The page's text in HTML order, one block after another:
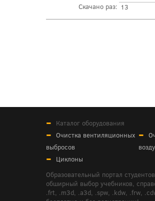
Скачано раз: 13
Каталог оборудования
Очистка вентиляционных
выбросов
Циклоны
Образовательный портал
обширный выбор учебников,
.frt, .m3d, .a3d, .spw, .kdw, .frw,